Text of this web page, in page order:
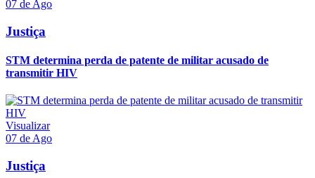
07 de Ago
Justiça
STM determina perda de patente de militar acusado de
transmitir HIV
Visualizar
07 de Ago
Justiça